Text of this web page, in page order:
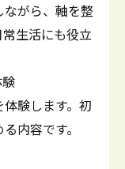
がら、軸を整
生活にも役立
験します。初
内容です。